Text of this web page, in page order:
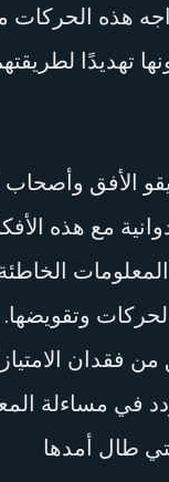
هذه
تهديدًا
الأفق
مع هذه
وتقويضها.
فقدان
في مساءلة
طال أمدها